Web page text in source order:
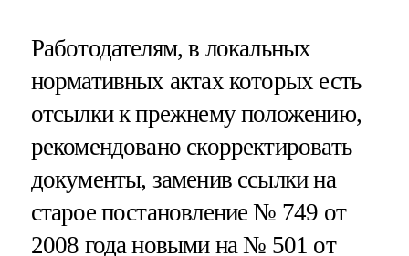
Работодателям, в локальных
нормативных актах которых есть
отсылки к прежнему положению,
рекомендовано скорректировать
документы, заменив ссылки на
старое постановление № 749 от
2008 года новыми на № 501 от